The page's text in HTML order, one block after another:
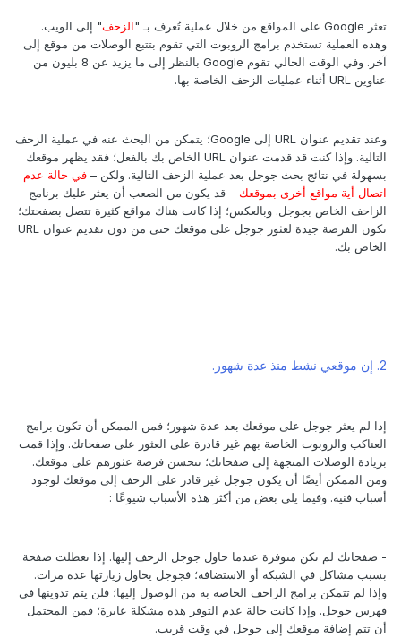
تعثر Google على المواقع من خلال عملية تُعرف بـ " الزحف" إلى الويب.
وهذه العملية تستخدم برامج الروبوت التي تقوم بتتبع الوصلات من موقع إلى
آخر. وفي الوقت الحالي تقوم Google بالنظر إلى ما يزيد عن 8 بليون من
عناوين URL أثناء عمليات الزحف الخاصة بها.
وعند تقديم عنوان URL إلى Google؛ يتمكن من البحث عنه في عملية الزحف
التالية. وإذا كنت قد قدمت عنوان URL الخاص بك بالفعل؛ فقد يظهر موقعك
بسهولة في نتائج بحث جوجل بعد عملية الزحف التالية. ولكن –في حالة عدم
اتصال أية مواقع أخرى بموقعك– قد يكون من الصعب أن يعثر عليك برنامج
الزاحف الخاص بجوجل. وبالعكس؛ إذا كانت هناك مواقع كثيرة تتصل بصفحتك؛
تكون الفرصة جيدة لعثور جوجل على موقعك حتى من دون تقديم عنوان URL
الخاص بك.
2. إن موقعي نشط منذ عدة شهور.
إذا لم يعثر جوجل على موقعك بعد عدة شهور؛ فمن الممكن أن تكون برامج
العناكب والروبوت الخاصة بهم غير قادرة على العثور على صفحاتك. وإذا قمت
بزيادة الوصلات المتجهة إلى صفحاتك؛ تتحسن فرصة عثورهم على موقعك.
ومن الممكن أيضًا أن يكون جوجل غير قادر على الزحف إلى موقعك لوجود
أسباب فنية. وفيما يلي بعض من أكثر هذه الأسباب شيوعًا :
- صفحاتك لم تكن متوفرة عندما حاول جوجل الزحف إليها. إذا تعطلت صفحة
بسبب مشاكل في الشبكة أو الاستضافة؛ فجوجل يحاول زيارتها عدة مرات.
وإذا لم تتمكن برامج الزاحف الخاصة به من الوصول إليها؛ فلن يتم تدوينها في
فهرس جوجل. وإذا كانت حالة عدم التوفر هذه مشكلة عابرة؛ فمن المحتمل
أن تتم إضافة موقعك إلى جوجل في وقت قريب.